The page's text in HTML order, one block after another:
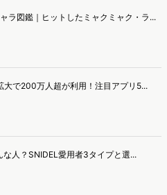
ラ図鑑｜ヒットしたミャクミャク・ラ...
大で200万人超が利用！注目アプリ5...
人？SNIDEL愛用者3タイプと選...